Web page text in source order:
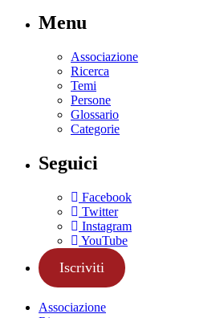
Menu
Associazione
Ricerca
Temi
Persone
Glossario
Categorie
Seguici
Facebook
Twitter
Instagram
YouTube
Iscriviti
Associazione